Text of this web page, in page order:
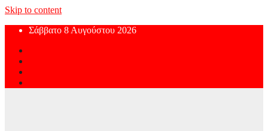
Skip to content
Σάββατο 8 Αυγούστου 2026